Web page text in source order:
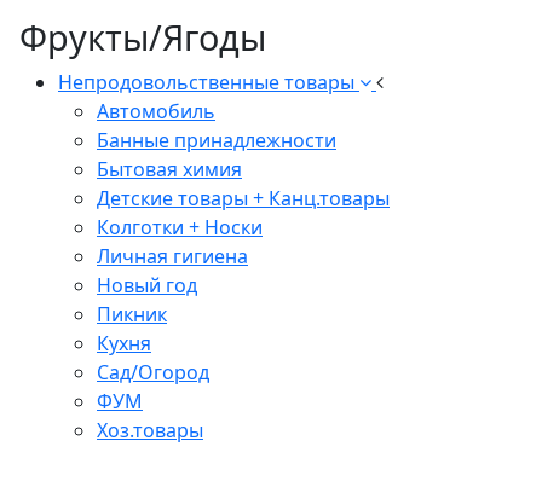
Фрукты/Ягоды
Непродовольственные товары
Автомобиль
Банные принадлежности
Бытовая химия
Детские товары + Канц.товары
Колготки + Носки
Личная гигиена
Новый год
Пикник
Кухня
Сад/Огород
ФУМ
Хоз.товары